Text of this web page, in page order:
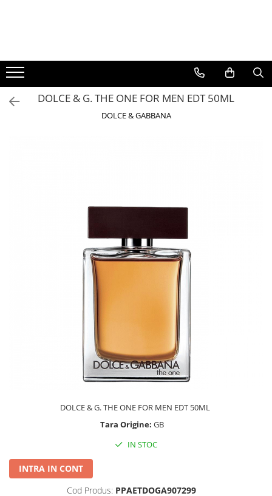
BERE
CAFEA
DEODORANTE
PARFUMURI
DOLCE & G. THE ONE FOR MEN EDT 50ML
DOLCE & GABBANA
DOLCE & G. THE ONE FOR MEN EDT 50ML
Tara Origine: GB
IN STOC
INTRA IN CONT
Cod Produs: PPAETDOGA907299